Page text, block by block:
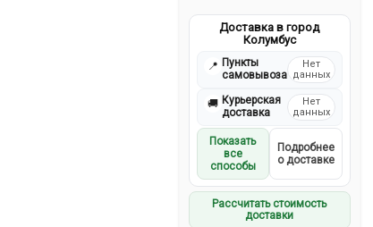
Доставка в город
Колумбус
📍 Пункты
самовывоза
Нет
данных
🚚 Курьерская
доставка
Нет
данных
Показать
все
способы
Подробнее
о доставке
Рассчитать стоимость
доставки